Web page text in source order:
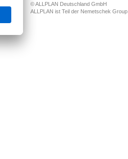
© ALLPLAN Deutschland GmbH
ALLPLAN ist Teil der Nemetschek Group